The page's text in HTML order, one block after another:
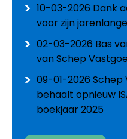
10-03-2026 Dank
voor zijn
02-03-2026 Bas
van Schep
09-01-2026 Schep
behaalt opnieuw
boekjaar 2025